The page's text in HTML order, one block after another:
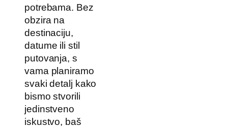
potrebama. Bez
obzira na
destinaciju,
datume ili stil
putovanja, s
vama planiramo
svaki detalj kako
bismo stvorili
jedinstveno
iskustvo, baš